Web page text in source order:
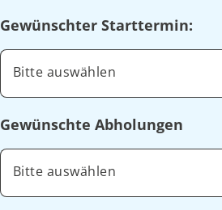
Gewünschter Starttermin:
Bitte auswählen
Gewünschte Abholungen
Bitte auswählen